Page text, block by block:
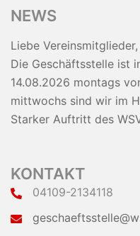
NEWS
Liebe Vereinsmitglieder,
Die Geschäftsstelle ist
14.08.2026 montags
mittwochs sind wir im
Starker Auftritt des
KONTAKT
04109-2134118